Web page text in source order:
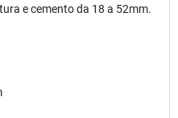
e cemento da 18 a 52mm.